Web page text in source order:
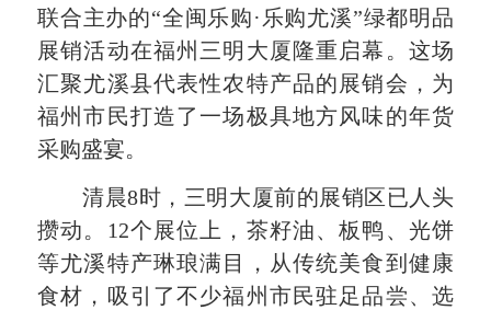
联合主办的“全闽乐购·乐购尤溪”绿都明品
展销活动在福州三明大厦隆重启幕。这场
汇聚尤溪县代表性农特产品的展销会，为
福州市民打造了一场极具地方风味的年货
采购盛宴。
清晨8时，三明大厦前的展销区已人头
攒动。12个展位上，茶籽油、板鸭、光饼
等尤溪特产琳琅满目，从传统美食到健康
食材，吸引了不少福州市民驻足品尝、选